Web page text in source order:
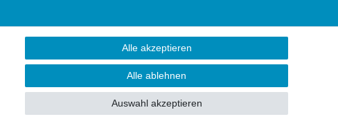
41812 Erkelenz
41849 Wassenberg
41844 Wegberg
41836 Hückelhoven
53902 Eschweiler
Alle akzeptieren
Alle ablehnen
Auswahl akzeptieren